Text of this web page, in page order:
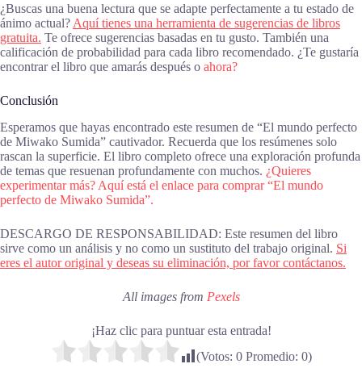
¿Buscas una buena lectura que se adapte perfectamente a tu estado de
ánimo actual? Aquí tienes una herramienta de sugerencias de libros
gratuita. Te ofrece sugerencias basadas en tu gusto. También una
calificación de probabilidad para cada libro recomendado. ¿Te gustaría
encontrar el libro que amarás después o ahora?
Conclusión
Esperamos que hayas encontrado este resumen de “El mundo perfecto
de Miwako Sumida” cautivador. Recuerda que los resúmenes solo
rascan la superficie. El libro completo ofrece una exploración profunda
de temas que resuenan profundamente con muchos. ¿Quieres
experimentar más? Aquí está el enlace para comprar “El mundo
perfecto de Miwako Sumida”.
DESCARGO DE RESPONSABILIDAD: Este resumen del libro
sirve como un análisis y no como un sustituto del trabajo original. Si
eres el autor original y deseas su eliminación, por favor contáctanos.
All images from Pexels
¡Haz clic para puntuar esta entrada!
(Votos: 0Promedio: 0)